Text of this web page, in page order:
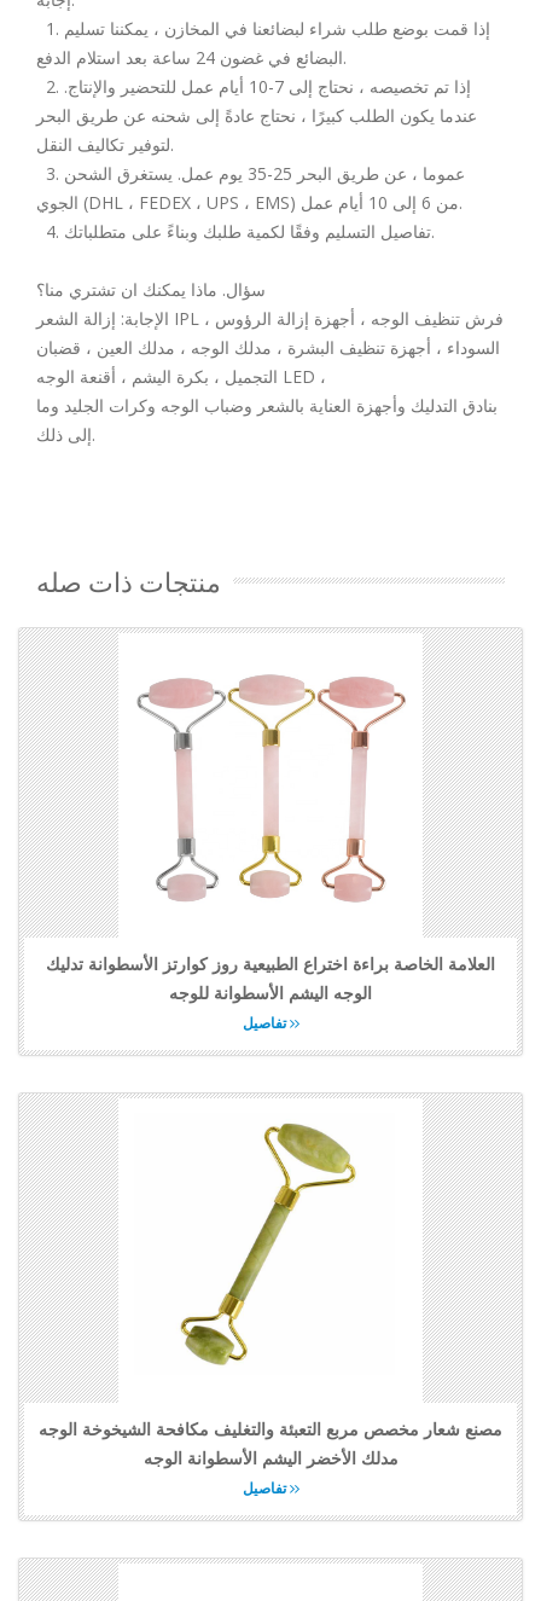
1. إذا قمت بوضع طلب شراء لبضائعنا في المخازن ، يمكننا تسليم
البضائع في غضون 24 ساعة بعد استلام الدفع.
2. إذا تم تخصيصه ، نحتاج إلى 7-10 أيام عمل للتحضير والإنتاج.
عندما يكون الطلب كبيرًا ، نحتاج عادةً إلى شحنه عن طريق البحر
لتوفير تكاليف النقل.
3. عموما ، عن طريق البحر 25-35 يوم عمل. يستغرق الشحن
الجوي (DHL ، FEDEX ، UPS ، EMS) من 6 إلى 10 أيام عمل.
4. تفاصيل التسليم وفقًا لكمية طلبك وبناءً على متطلباتك.
سؤال. ماذا يمكنك ان تشتري منا؟
الإجابة: إزالة الشعر IPL ، فرش تنظيف الوجه ، أجهزة إزالة الرؤوس
السوداء ، أجهزة تنظيف البشرة ، مدلك الوجه ، مدلك العين ، قضبان
التجميل ، بكرة اليشم ، أقنعة الوجه LED ،
بنادق التدليك وأجهزة العناية بالشعر وضباب الوجه وكرات الجليد وما
إلى ذلك.
منتجات ذات صله
العلامة الخاصة براءة اختراع الطبيعية روز كوارتز الأسطوانة تدليك
الوجه اليشم الأسطوانة للوجه
تفاصيل
مصنع شعار مخصص مربع التعبئة والتغليف مكافحة الشيخوخة الوجه
مدلك الأخضر اليشم الأسطوانة الوجه
تفاصيل